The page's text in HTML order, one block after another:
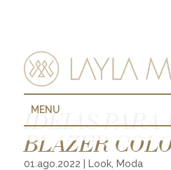
MENU
IDEIAS PARA
BLAZER
01.ago.2022 Look, Moda